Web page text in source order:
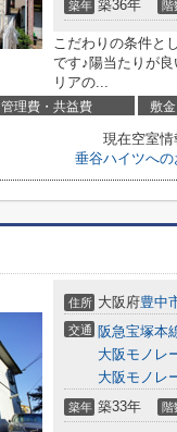
築年 築36年 階
こだわりの条件と
です♪陽当たりが
リアの...
管理費・共益費 敷金
現在空室情
垂谷ハイツへ
住所 大阪府豊中
交通 阪急宝塚本
大阪モノレ
大阪モノレ
築年 築33年 階